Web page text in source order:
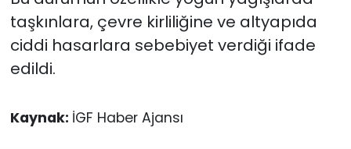
taşkınlara, çevre kirliliğine ve altyapıda
ciddi hasarlara sebebiyet verdiği ifade
edildi.
Kaynak: İGF Haber Ajansı